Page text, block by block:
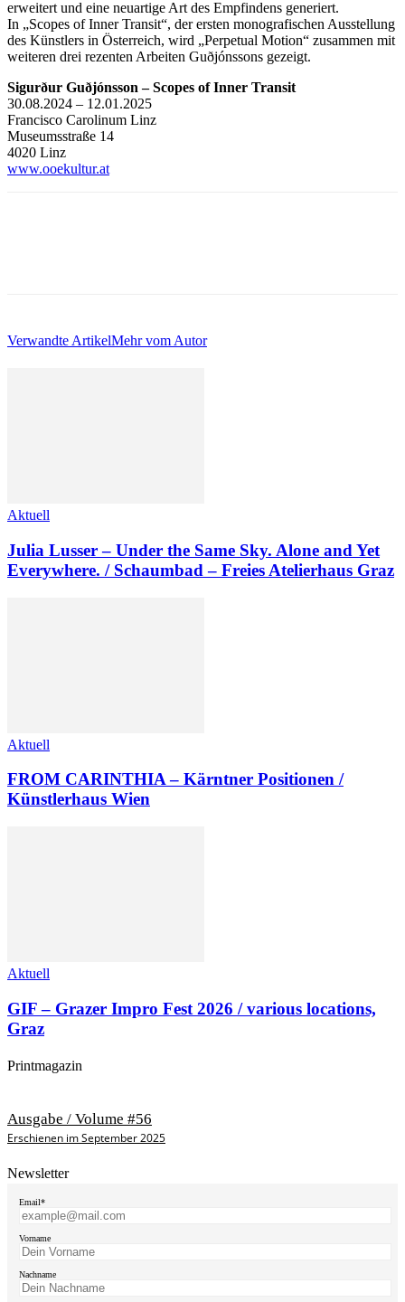
erweitert und eine neuartige Art des Empfindens generiert.
In „Scopes of Inner Transit“, der ersten monografischen Ausstellung
des Künstlers in Österreich, wird „Perpetual Motion“ zusammen mit
weiteren drei rezenten Arbeiten Guðjónssons gezeigt.
Sigurður Guðjónsson – Scopes of Inner Transit
30.08.2024 – 12.01.2025
Francisco Carolinum Linz
Museumsstraße 14
4020 Linz
www.ooekultur.at
Verwandte ArtikelMehr vom Autor
Aktuell
Julia Lusser – Under the Same Sky. Alone and Yet
Everywhere. / Schaumbad – Freies Atelierhaus Graz
Aktuell
FROM CARINTHIA – Kärntner Positionen /
Künstlerhaus Wien
Aktuell
GIF – Grazer Impro Fest 2026 / various locations,
Graz
Printmagazin
Ausgabe / Volume #56
Erschienen im September 2025
Newsletter
Email*
Vorname
Nachname